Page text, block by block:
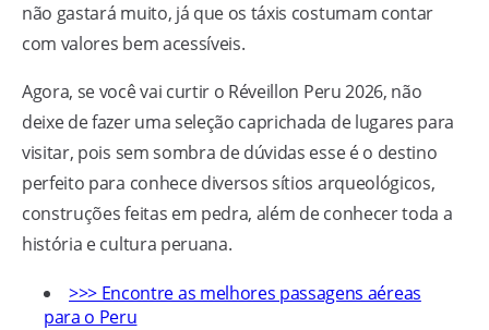
não gastará muito, já que os táxis costumam contar
com valores bem acessíveis.
Agora, se você vai curtir o Réveillon Peru 2026, não
deixe de fazer uma seleção caprichada de lugares para
visitar, pois sem sombra de dúvidas esse é o destino
perfeito para conhece diversos sítios arqueológicos,
construções feitas em pedra, além de conhecer toda a
história e cultura peruana.
>>> Encontre as melhores passagens aéreas
para o Peru